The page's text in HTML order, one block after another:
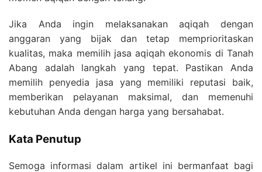
Jika Anda ingin melaksanakan aqiqah dengan
anggaran yang bijak dan tetap memprioritaskan
kualitas, maka memilih jasa aqiqah ekonomis di Tanah
Abang adalah langkah yang tepat. Pastikan Anda
memilih penyedia jasa yang memiliki reputasi baik,
memberikan pelayanan maksimal, dan memenuhi
kebutuhan Anda dengan harga yang bersahabat.
Kata Penutup
Semoga informasi dalam artikel ini bermanfaat bagi